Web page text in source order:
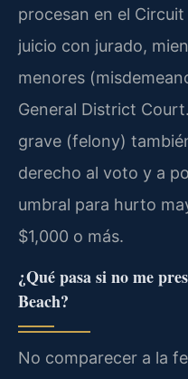
procesan en el
juicio con jurado,
menores
General District
grave (felony)
derecho al voto y a
umbral para hurto
$1,000 o más.
¿Qué pasa si no me
Beach?
No comparecer a la